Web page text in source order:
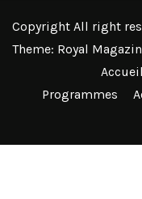
Copyright All right
Theme: Royal
Accueil
Programmes